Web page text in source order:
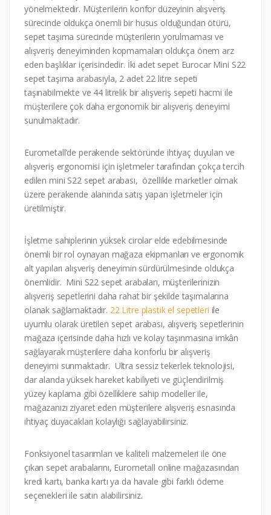
yönelmektedir. Müşterilerin konfor düzeyinin alışveriş
sürecinde oldukça önemli bir husus olduğundan ötürü,
sepet taşıma sürecinde müşterilerin yorulmaması ve
alışveriş deneyiminden kopmamaları oldukça önem arz
eden başlıklar içerisindedir. İki adet sepet Eurocar Mini S22
sepet taşıma arabasıyla, 2 adet 22 litre sepeti
taşınabilmekte ve 44 litrelik bir alışveriş sepeti hacmi ile
müşterilere çok daha ergonomik bir alışveriş deneyimi
sunulmaktadır.
Eurometall’de perakende sektöründe ihtiyaç duyulan ve
alışveriş ergonomisi için işletmeler tarafından çokça tercih
edilen mini S22 sepet arabası, özellikle marketler olmak
üzere perakende alanında satış yapan işletmeler için
üretilmiştir.
İşletme sahiplerinin yüksek cirolar elde edebilmesinde
önemli bir rol oynayan mağaza ekipmanları ve ergonomik
alt yapıları alışveriş deneyimin sürdürülmesinde oldukça
önemlidir. Mini S22 sepet arabaları, müşterilerinizin
alışveriş sepetlerini daha rahat bir şekilde taşımalarına
olanak sağlamaktadır. 22 Litre plastik el sepetleri ile
uyumlu olarak üretilen sepet arabası, alışveriş sepetlerinin
mağaza içerisinde daha hızlı ve kolay taşınmasına imkân
sağlayarak müşterilere daha konforlu bir alışveriş
deneyimi sunmaktadır. Ultra sessiz tekerlek teknolojisi,
dar alanda yüksek hareket kabiliyeti ve güçlendirilmiş
yüzey kaplama gibi özelliklere sahip modeller ile,
mağazanızı ziyaret eden müşterilere alışveriş esnasında
ihtiyaç duyacakları kolaylığı sağlayabilirsiniz.
Fonksiyonel tasarımları ve kaliteli malzemeleri ile öne
çıkan sepet arabalarını, Eurometall online mağazasından
kredi kartı, banka kartı ya da havale gibi farklı ödeme
seçenekleri ile satın alabilirsiniz.